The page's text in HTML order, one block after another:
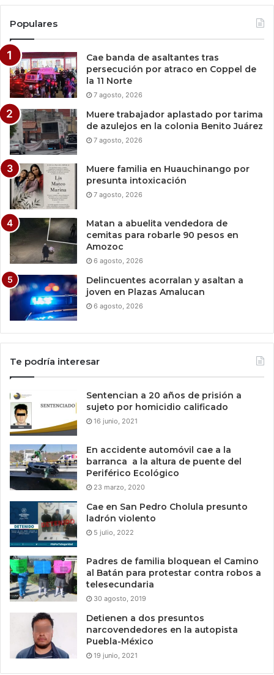
Populares
Cae banda de asaltantes tras
persecución por atraco en Coppel de
la 11 Norte
7 agosto, 2026
Muere trabajador aplastado por tarima
de azulejos en la colonia Benito Juárez
7 agosto, 2026
Muere familia en Huauchinango por
presunta intoxicación
7 agosto, 2026
Matan a abuelita vendedora de
cemitas para robarle 90 pesos en
Amozoc
6 agosto, 2026
Delincuentes acorralan y asaltan a
joven en Plazas Amalucan
6 agosto, 2026
Te podría interesar
Sentencian a 20 años de prisión a
sujeto por homicidio calificado
16 junio, 2021
En accidente automóvil cae a la
barranca a la altura de puente del
Periférico Ecológico
23 marzo, 2020
Cae en San Pedro Cholula presunto
ladrón violento
5 julio, 2022
Padres de familia bloquean el Camino
al Batán para protestar contra robos a
telesecundaria
30 agosto, 2019
Detienen a dos presuntos
narcovendedores en la autopista
Puebla-México
19 junio, 2021